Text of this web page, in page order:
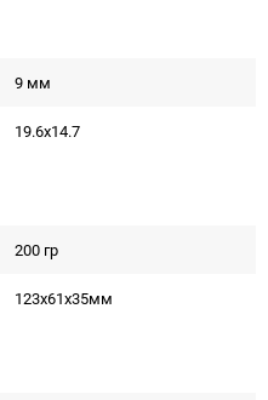
9 мм
19.6x14.7
200 гр
123x61x35мм